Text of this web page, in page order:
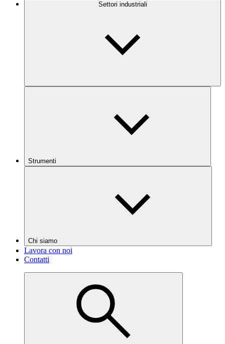
Settori industriali
Strumenti
Chi siamo
Lavora con noi
Contatti